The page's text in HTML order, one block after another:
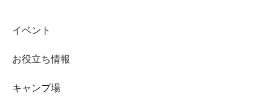
イベント
お役立ち情報
キャンプ場